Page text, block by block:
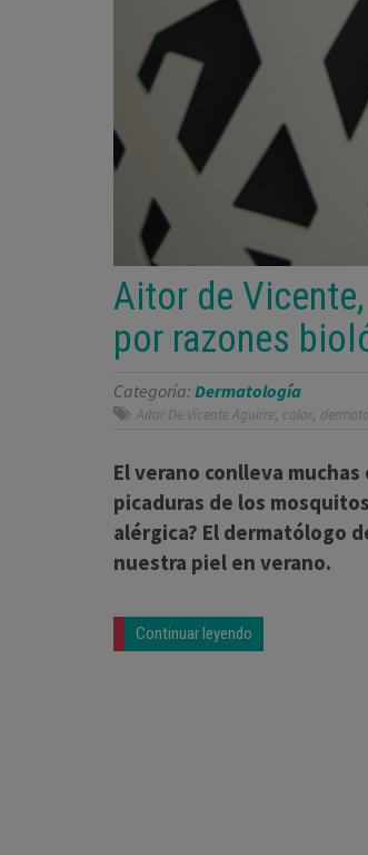
Aitor de
por razones
Categoría: Dermatología
Aitor De Vicente Aguirre, calor,
El verano conlleva
picaduras de los
alérgica? El dermatólogo
nuestra piel en verano.
Continuar leyendo